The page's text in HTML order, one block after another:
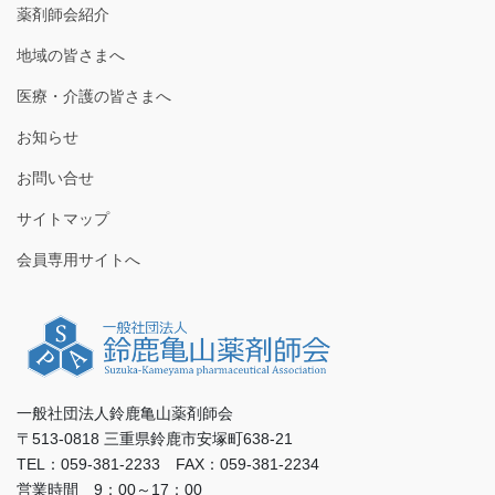
薬剤師会紹介
地域の皆さまへ
医療・介護の皆さまへ
お知らせ
お問い合せ
サイトマップ
会員専用サイトへ
一般社団法人鈴鹿亀山薬剤師会
〒513-0818 三重県鈴鹿市安塚町638-21
TEL：059-381-2233 FAX：059-381-2234
営業時間 9：00～17：00